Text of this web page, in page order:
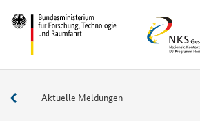
Direkt
zum
Inhalt
(Eingabetaste)
Direkt
zum
Hauptmenu
(Eingabetaste)
Direkt
zur
Suche
(Eingabetaste)
Direkt
zur
Fußleiste
(Enter)
Bundesministerium
und
NKS
Service
Aktuelle Meldungen